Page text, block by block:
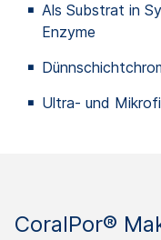
Als Substrat in
Enzyme
Ultra- und
CoralPor®